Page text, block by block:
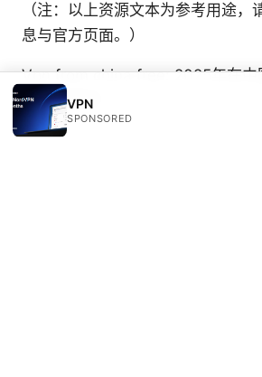
（注：以上资源文本为参考用途，
息与官方页面。）
Vpn from china free: 2025年在中
免费好用的？
VPN
SPONSORED